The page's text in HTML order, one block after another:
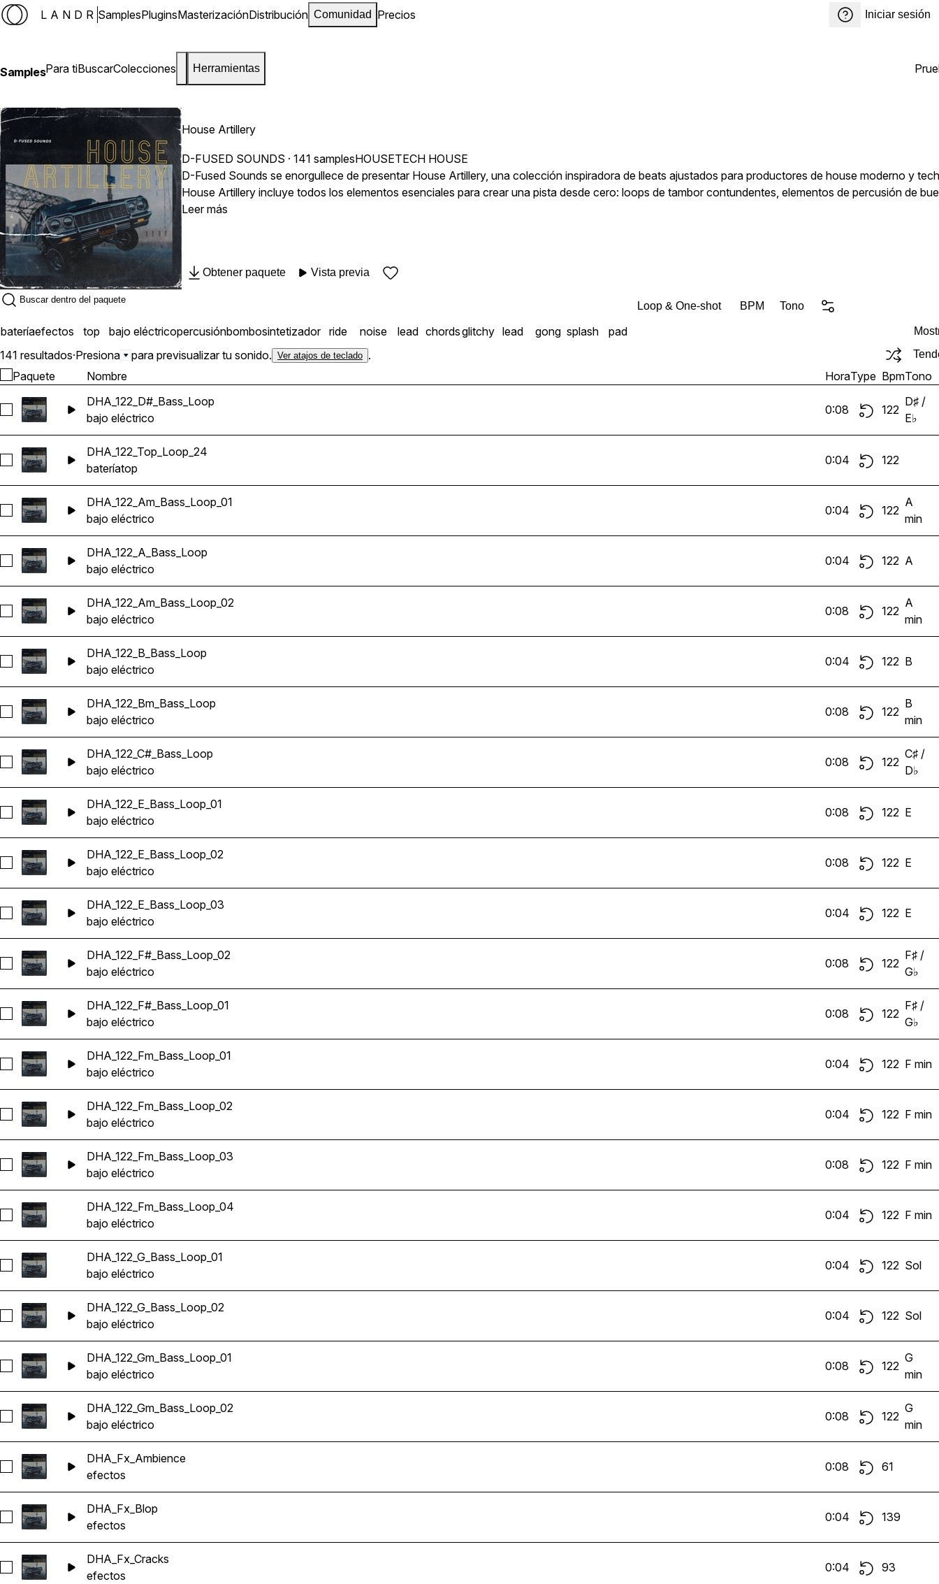
LANDR SamplesPluginsMasterizaciónDistribución Comunidad Precios Iniciar sesión
SamplesPara tiBuscarColecciones Herramientas
House Artillery
D-FUSED SOUNDS · 141 samplesHOUSETECH HOUSE
D-Fused Sounds se enorgullece de presentar House Artillery, una colección inspiradora de beats ajustados para productores de house moderno y
House Artillery incluye todos los elementos esenciales para crear una pista desde cero: loops de tambor contundentes, elementos de percusión de
fluctuantes, líneas de Bajo Eléctrico profundas y una abundancia de distintos Fx para dar color a tu pista. Todos los materiales incluidos son 100 %
Leer más
Obtener paquete Vista previa
Loop & One-shot BPM Tono
bateríaefectos top bajo eléctricopercusiónbombosintetizador ride noise lead chordsglitchy lead gong splash pad
141 resultados·Presiona para previsualizar tu sonido. Ver atajos de teclado .
Paquete Nombre HoraType BpmTono
Seleccionar DHA_122_D#_Bass_Loop
DHA_122_D#_Bass_Loop
bajo eléctrico
0:08 122
D♯ /
E♭
Seleccionar DHA_122_Top_Loop_24
DHA_122_Top_Loop_24
bateríatop
0:04 122
Seleccionar DHA_122_Am_Bass_Loop_01
DHA_122_Am_Bass_Loop_01
bajo eléctrico
0:04 122
A
min
Seleccionar DHA_122_A_Bass_Loop
DHA_122_A_Bass_Loop
bajo eléctrico
0:04 122 A
Seleccionar DHA_122_Am_Bass_Loop_02
DHA_122_Am_Bass_Loop_02
bajo eléctrico
0:08 122
A
min
Seleccionar DHA_122_B_Bass_Loop
DHA_122_B_Bass_Loop
bajo eléctrico
0:04 122 B
Seleccionar DHA_122_Bm_Bass_Loop
DHA_122_Bm_Bass_Loop
bajo eléctrico
0:08 122
B
min
Seleccionar DHA_122_C#_Bass_Loop
DHA_122_C#_Bass_Loop
bajo eléctrico
0:08 122
C♯ /
D♭
Seleccionar DHA_122_E_Bass_Loop_01
DHA_122_E_Bass_Loop_01
bajo eléctrico
0:08 122 E
Seleccionar DHA_122_E_Bass_Loop_02
DHA_122_E_Bass_Loop_02
bajo eléctrico
0:08 122 E
Seleccionar DHA_122_E_Bass_Loop_03
DHA_122_E_Bass_Loop_03
bajo eléctrico
0:04 122 E
Seleccionar DHA_122_F#_Bass_Loop_02
DHA_122_F#_Bass_Loop_02
bajo eléctrico
0:08 122
F♯ /
G♭
Seleccionar DHA_122_F#_Bass_Loop_01
DHA_122_F#_Bass_Loop_01
bajo eléctrico
0:08 122
F♯ /
G♭
Seleccionar DHA_122_Fm_Bass_Loop_01
DHA_122_Fm_Bass_Loop_01
bajo eléctrico
0:04 122 F min
Seleccionar DHA_122_Fm_Bass_Loop_02
DHA_122_Fm_Bass_Loop_02
bajo eléctrico
0:04 122 F min
Seleccionar DHA_122_Fm_Bass_Loop_03
DHA_122_Fm_Bass_Loop_03
bajo eléctrico
0:08 122 F min
Seleccionar DHA_122_Fm_Bass_Loop_04
DHA_122_Fm_Bass_Loop_04
bajo eléctrico
0:04 122 F min
Seleccionar DHA_122_G_Bass_Loop_01
DHA_122_G_Bass_Loop_01
bajo eléctrico
0:04 122 Sol
Seleccionar DHA_122_G_Bass_Loop_02
DHA_122_G_Bass_Loop_02
bajo eléctrico
0:04 122 Sol
Seleccionar DHA_122_Gm_Bass_Loop_01
DHA_122_Gm_Bass_Loop_01
bajo eléctrico
0:08 122
G
min
Seleccionar DHA_122_Gm_Bass_Loop_02
DHA_122_Gm_Bass_Loop_02
bajo eléctrico
0:08 122
G
min
Seleccionar DHA_Fx_Ambience
DHA_Fx_Ambience
efectos
0:08 61
Seleccionar DHA_Fx_Blop
DHA_Fx_Blop
efectos
0:04 139
Seleccionar DHA_Fx_Cracks
DHA_Fx_Cracks
efectos
0:04 93